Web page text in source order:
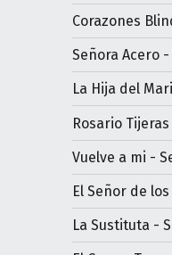
Corazones
Señora Acero
La Hija del
Rosario
Vuelve a mi -
El Señor de
La Sustituta -